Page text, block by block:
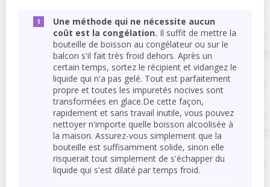
Une méthode qui ne nécessite aucun
coût est la congélation. Il suffit de mettre la
bouteille de boisson au congélateur ou sur le
balcon s'il fait très froid dehors. Après un
certain temps, sortez le récipient et vidangez le
liquide qui n'a pas gelé. Tout est parfaitement
propre et toutes les impuretés nocives sont
transformées en glace.De cette façon,
rapidement et sans travail inutile, vous pouvez
nettoyer n'importe quelle boisson alcoolisée à
la maison. Assurez-vous simplement que la
bouteille est suffisamment solide, sinon elle
risquerait tout simplement de s'échapper du
liquide qui s'est dilaté par temps froid.